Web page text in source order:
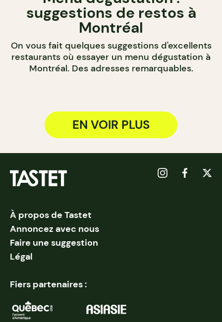
suggestions de restos à
Montréal
On vous fait quelques suggestions d'excellents
restaurants où essayer un menu dégustation à
Montréal. Des adresses remarquables.
EN VOIR PLUS
À propos de Tastet
Annoncez avec nous
Faire une suggestion
Légal
Fiers partenaires :